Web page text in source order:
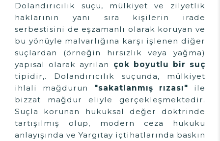
Dolandırıcılık suçu, mülkiyet ve zilyetlik
haklarının yanı sıra kişilerin irade
serbestisini de eşzamanlı olarak koruyan ve
bu yönüyle malvarlığına karşı işlenen diğer
suçlardan (örneğin hırsızlık veya yağma)
yapısal olarak ayrılan çok boyutlu bir suç
tipidir,. Dolandırıcılık suçunda, mülkiyet
ihlali mağdurun "sakatlanmış rızası" ile
bizzat mağdur eliyle gerçekleşmektedir.
Suçla korunan hukuksal değer doktrinde
tartışılmış olup, modern ceza hukuku
anlayışında ve Yargıtay içtihatlarında baskın